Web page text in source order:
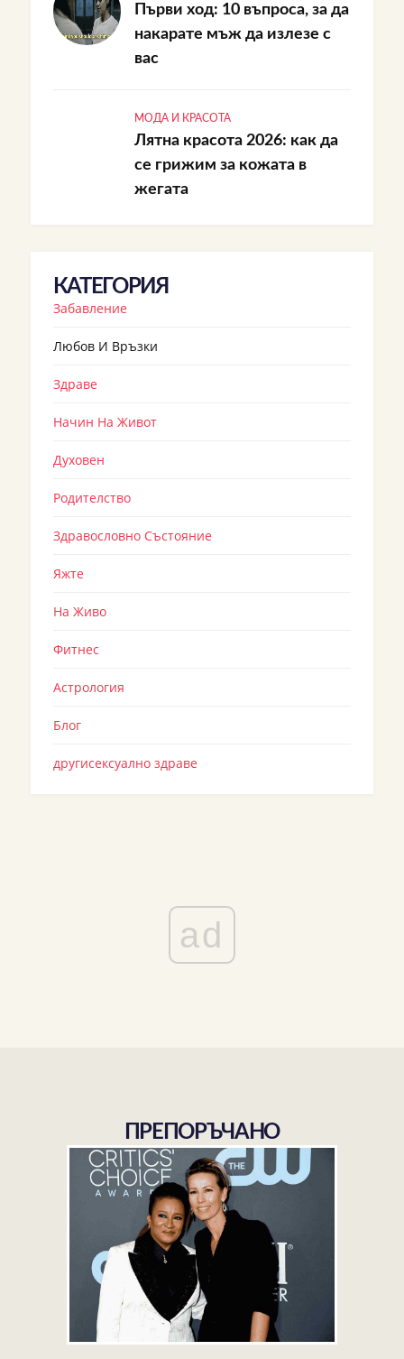
Първи ход: 10 въпроса, за да
накарате мъж да излезе с
вас
МОДА И КРАСОТА
Лятна красота 2026: как да
се грижим за кожата в
жегата
КАТЕГОРИЯ
Забавление
Любов И Връзки
Здраве
Начин На Живот
Духовен
Родителство
Здравословно Състояние
Яжте
На Живо
Фитнес
Астрология
Блог
другисексуално здраве
ad
ПРЕПОРЪЧАНО